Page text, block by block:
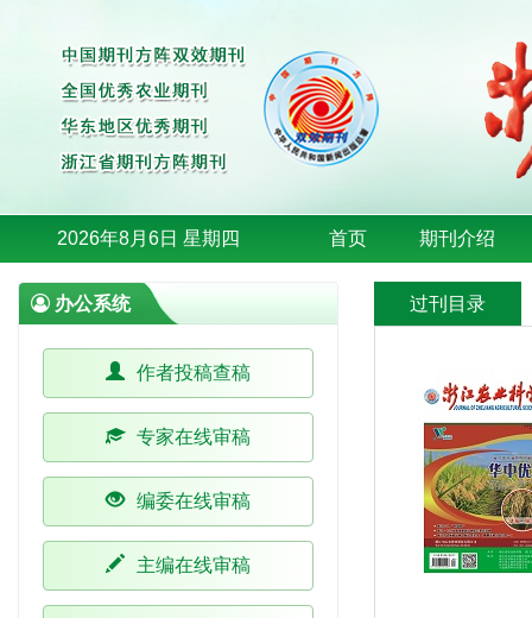
2026年8月6日 星期四 首页 期刊介绍
过刊目录
办公系统
作者投稿查稿
专家在线审稿
编委在线审稿
主编在线审稿